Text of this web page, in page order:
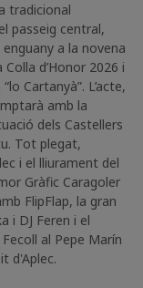
tradicional
passeig central,
a la novena
d’Honor 2026 i
Cartanyà”. L’acte,
amb la
dels Castellers
Tot plegat,
i el lliurament del
Gràfic Caragoler
FlipFlap, la gran
i DJ Feren i el
al Pepe Marín
d'Aplec.